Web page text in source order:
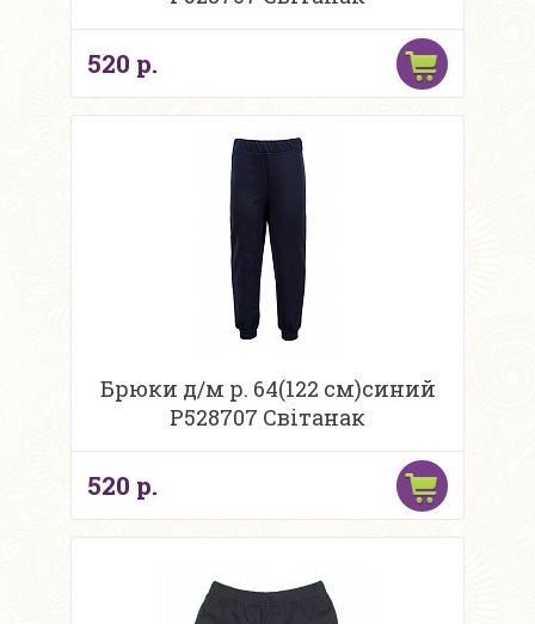
520 р.
Брюки д/м р. 64(122 см)синий
Р528707 Свiтанак
520 р.